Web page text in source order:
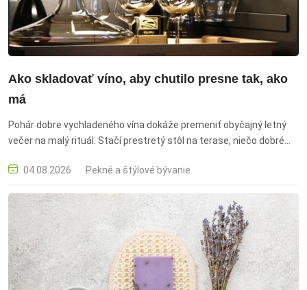
Ako skladovať víno, aby chutilo presne tak, ako
má
Pohár dobre vychladeného vína dokáže premeniť obyčajný letný
večer na malý rituál. Stačí prestretý stôl na terase, niečo dobré
04.08.2026
Pekné a štýlové bývanie